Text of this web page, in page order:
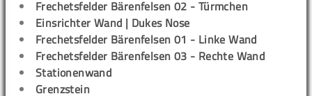
Frechetsfelder Bärenfelsen 02 - Türmchen
Einsrichter Wand | Dukes Nose
Frechetsfelder Bärenfelsen 01 - Linke Wand
Frechetsfelder Bärenfelsen 03 - Rechte Wand
Stationenwand
Grenzstein